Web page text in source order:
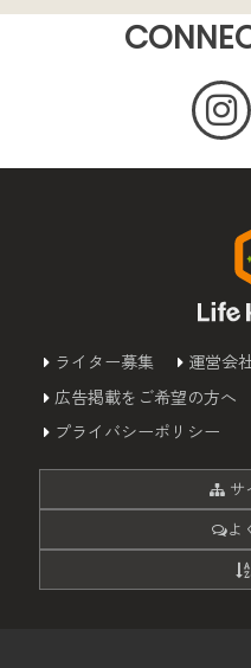
ライター募集 運営会
広告掲載をご希望の方へ
プライバシーポリシー
サ
よ